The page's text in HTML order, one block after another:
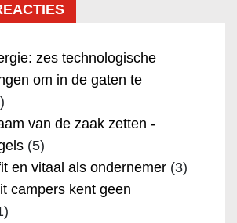
zes technologische
om in de gaten te
van de zaak zetten -
(5)
en vitaal als ondernemer (3)
campers kent geen